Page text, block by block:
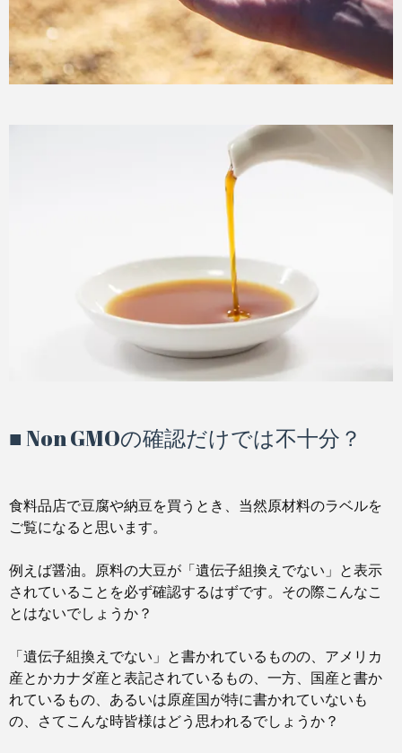
■ Non GMOの確認だけでは不十分？
食料品店で豆腐や納豆を買うとき、当然原材料のラベルを
ご覧になると思います。
例えば醤油。原料の大豆が「遺伝子組換えでない」と表示
されていることを必ず確認するはずです。その際こんなこ
とはないでしょうか？
「遺伝子組換えでない」と書かれているものの、アメリカ
産とかカナダ産と表記されているもの、一方、国産と書か
れているもの、あるいは原産国が特に書かれていないも
の、さてこんな時皆様はどう思われるでしょうか？